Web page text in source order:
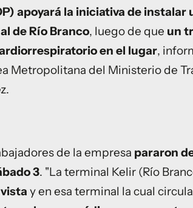
apoyará la iniciativa de instalar
de Río Branco, luego de que un
en el lugar,
Metropolitana del Ministerio de
de la empresa pararon
3. "La terminal Kelir (Río
y en esa terminal la cual